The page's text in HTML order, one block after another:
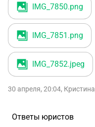
IMG_7850.png
IMG_7851 .png
IMG_7852.jpeg
30 апреля, 20:04, Кристина
Ответы юристов